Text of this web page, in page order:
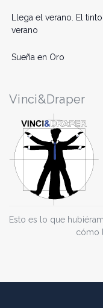
Llega el verano. El
verano
Sueña en Oro
Vinci&Draper
Esto es lo que
cómo